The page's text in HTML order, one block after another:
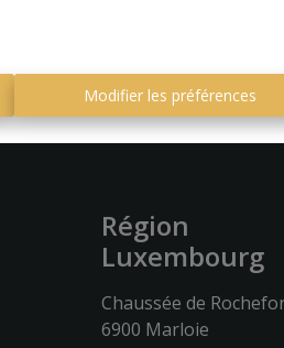
Modifier les préférences
Région
Luxembourg
Chaussée de
6900 Marloie